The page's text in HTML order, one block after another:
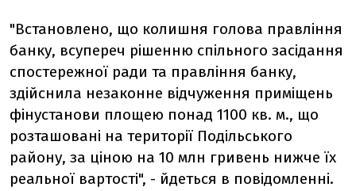
"Встановлено, що колишня голова правління
банку, всупереч рішенню спільного засідання
спостережної ради та правління банку,
здійснила незаконне відчуження приміщень
фінустанови площею понад 1100 кв. м., що
розташовані на території Подільського
району, за ціною на 10 млн гривень нижче їх
реальної вартості", - йдеться в повідомленні.